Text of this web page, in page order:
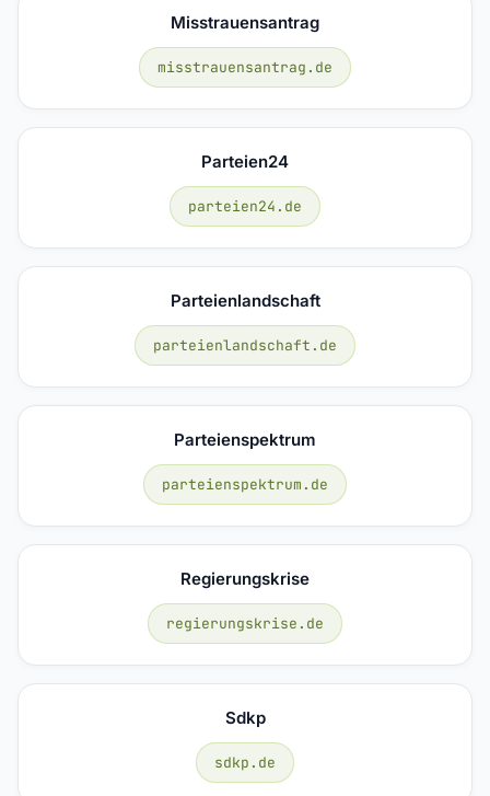
Misstrauensantrag
misstrauensantrag.de
Parteien24
parteien24.de
Parteienlandschaft
parteienlandschaft.de
Parteienspektrum
parteienspektrum.de
Regierungskrise
regierungskrise.de
Sdkp
sdkp.de